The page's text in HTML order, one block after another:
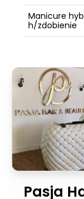
Manicure
h/zdobienie
Pasja